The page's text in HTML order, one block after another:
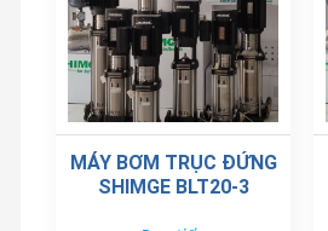
MÁY BƠM TRỤC ĐỨNG
SHIMGE BLT20-3